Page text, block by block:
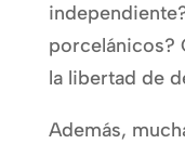
porcelánicos?
la libertad de
Además,